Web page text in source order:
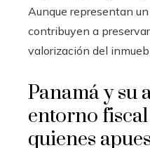
Aunque representan
contribuyen a
valorización del
Panamá y su
entorno fiscal
quienes